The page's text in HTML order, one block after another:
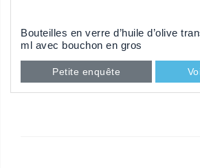
Bouteilles en verre d’huile d’olive
ml avec bouchon en gros
Petite enquête